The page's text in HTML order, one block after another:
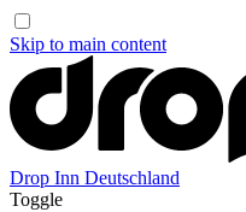
Skip to main content
Drop Inn Deutschland
Toggle